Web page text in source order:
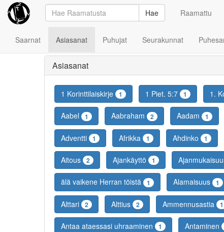
Hae Raamattu
Saarnat Asiasanat Puhujat Seurakunnat
Asiasanat
1 Korinttilaiskirje 1 1 Piet. 5:7 1 1.
Aabel 1 Aabraham 2 Aadam 1
Adventti 1 Afrikka 1 Ahdinko 1
Aitous 2 Ajankäyttö 1
älä vaikene Herran töistä 1 Alamaisuus 1
Alttari 2 Alttius 2 Ammennusastia 1
Antaa ataessasi uhraaminen 1 Antaminen